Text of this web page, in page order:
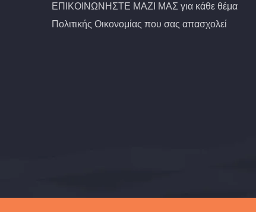
ΕΠΙΚΟΙΝΩΝΗΣΤΕ ΜΑΖΙ ΜΑΣ για κάθε θέμα
Πολιτικής Οικονομίας που σας απασχολεί